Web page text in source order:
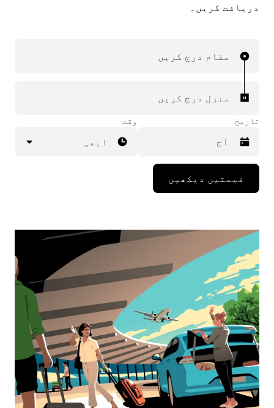
دریافت کریں۔
مقام درج کریں
منزل درج کریں
تاریخ
Press
down
interact
with
the
calendar
and
select
a
date.
Press
the
escape
button
to
close
the
calendar.
وقت
ابھی
قیمتیں دیکھیں